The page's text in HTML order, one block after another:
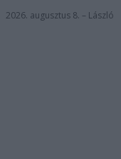
2026. augusztus 8. – László